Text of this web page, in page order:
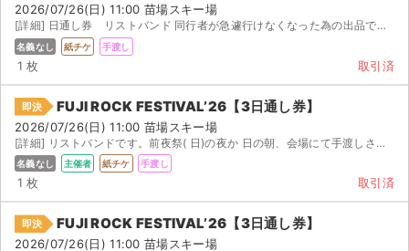
特定商取引法に基づく表記
公演登録依頼
不正転売禁止法について
チケットジャムの取り組み
音楽情報
2026/07/26(日) 11:00 苗場スキー場
[詳細] 日通し券 リストバンド 同行者が急遽行けなくなった為の出品です。 日通し券（定価 ...
名義なし 紙チケ 手渡し
1 枚 取引済
即決 FUJI ROCK FESTIVAL’26【3日通し券】
2026/07/26(日) 11:00 苗場スキー場
[詳細] リストバンドです。前夜祭( 日)の夜か 日の朝、会場にて手渡しさせていただきます。
名義なし 主催者 紙チケ 手渡し
1 枚 取引済
即決 FUJI ROCK FESTIVAL’26【3日通し券】
2026/07/26(日) 11:00 苗場スキー場